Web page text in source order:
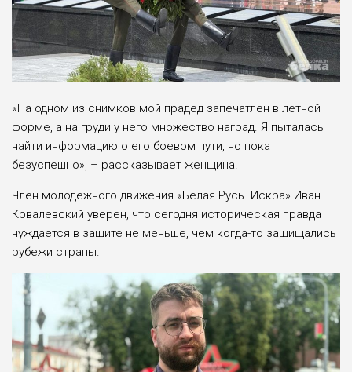
«На одном из снимков мой прадед запечатлён в лётной
форме, а на груди у него множество наград. Я пыталась
найти информацию о его боевом пути, но пока
безуспешно», – рассказывает женщина.
Член молодёжного движения «Белая Русь. Искра» Иван
Ковалевский уверен, что сегодня историческая правда
нуждается в защите не меньше, чем когда-то защищались
рубежи страны.